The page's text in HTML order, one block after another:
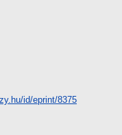
id/eprint/8375